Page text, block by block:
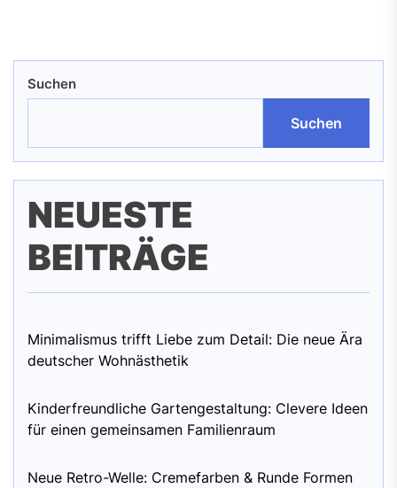
Suchen
Suchen
NEUESTE
BEITRÄGE
Minimalismus trifft Liebe zum Detail: Die neue Ära
deutscher Wohnästhetik
Kinderfreundliche Gartengestaltung: Clevere Ideen
für einen gemeinsamen Familienraum
Neue Retro-Welle: Cremefarben & Runde Formen